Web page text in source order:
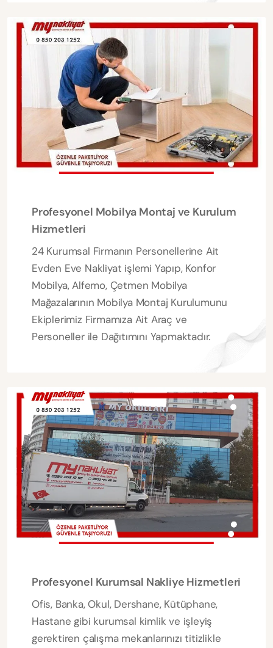
Profesyonel Mobilya Montaj ve Kurulum
Hizmetleri
24 Kurumsal Firmanın Personellerine Ait
Evden Eve Nakliyat işlemi Yapıp, Konfor
Mobilya, Alfemo, Çetmen Mobilya
Mağazalarının Mobilya Montaj Kurulumunu
Ekiplerimiz Firmamıza Ait Araç ve
Personeller ile Dağıtımını Yapmaktadır.
Profesyonel Kurumsal Nakliye Hizmetleri
Ofis, Banka, Okul, Dershane, Kütüphane,
Hastane gibi kurumsal kimlik ve işleyiş
gerektiren çalışma mekanlarınızı titizlikle